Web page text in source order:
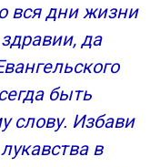
вся дни жизни
да
быть
слову. Избави
в